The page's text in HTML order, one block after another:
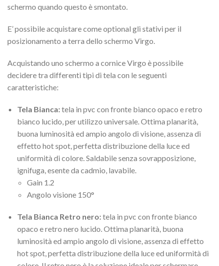
schermo quando questo è smontato.
E’ possibile acquistare come optional gli stativi per il
posizionamento a terra dello schermo Virgo.
Acquistando uno schermo a cornice Virgo è possibile
decidere tra differenti tipi di tela con le seguenti
caratteristiche:
Tela Bianca:tela in pvc con fronte bianco opaco e retro
bianco lucido, per utilizzo universale. Ottima planarità,
buona luminosità ed ampio angolo di visione, assenza di
effetto hot spot, perfetta distribuzione della luce ed
uniformità di colore. Saldabile senza sovrapposizione,
ignifuga, esente da cadmio, lavabile.
Gain 1.2
Angolo visione 150°
Tela Bianca Retro nero:tela in pvc con fronte bianco
opaco e retro nero lucido. Ottima planarità, buona
luminosità ed ampio angolo di visione, assenza di effetto
hot spot, perfetta distribuzione della luce ed uniformità di